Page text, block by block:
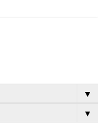
▼
▼